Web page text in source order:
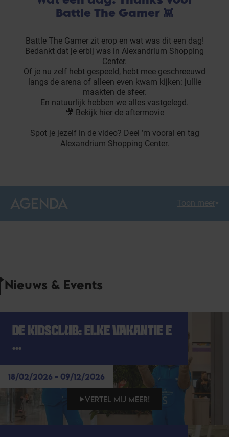
Battle The Gamer 👾
Battle The Gamer zit erop en wat was dit een dag!
Bedankt dat je erbij was in Alexandrium Shopping
Center.
Of je nu zelf hebt gespeeld, hebt mee geschreeuwd
langs de arena of alleen even kwam kijken: jullie
maakten de sfeer.
En natuurlijk hebben we alles vastgelegd.
🎥 Bekijk hier de aftermovie
Spot je jezelf in de video? Deel ’m vooral en tag
Alexandrium Shopping Center.
AGENDA Toon meer
Nieuws & Events
DE KIDSCLUB: ELKE VAKANTIE E
...
18/02/2026 - 09/12/2026
VERTEL MIJ MEER!